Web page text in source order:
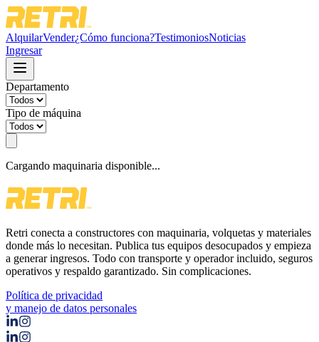
AlquilarVender¿Cómo funciona?TestimoniosNoticias
Ingresar
Departamento
Tipo de máquina
Cargando maquinaria disponible...
Retri conecta a constructores con maquinaria, volquetas y materiales
donde más lo necesitan. Publica tus equipos desocupados y empieza
a generar ingresos. Todo con transporte y operador incluido, seguros
operativos y respaldo garantizado. Sin complicaciones.
Política de privacidad
y manejo de datos personales